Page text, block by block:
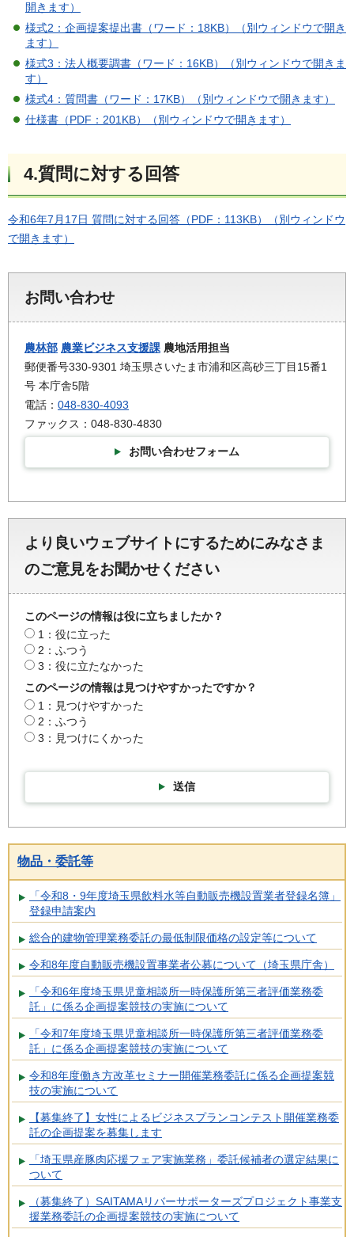
開きます）
様式2：企画提案提出書（ワード：18KB）（別ウィンドウで開き
ます）
様式3：法人概要調書（ワード：16KB）（別ウィンドウで開きま
す）
様式4：質問書（ワード：17KB）（別ウィンドウで開きます）
仕様書（PDF：201KB）（別ウィンドウで開きます）
4.質問に対する回答
令和6年7月17日 質問に対する回答（PDF：113KB）（別ウィンドウ
で開きます）
お問い合わせ
農林部 農業ビジネス支援課 農地活用担当
郵便番号330-9301 埼玉県さいたま市浦和区高砂三丁目15番1
号 本庁舎5階
電話： 048-830-4093
ファックス：048-830-4830
お問い合わせフォーム
より良いウェブサイトにするためにみなさま
のご意見をお聞かせください
このページの情報は役に立ちましたか？
1：役に立った
2：ふつう
3：役に立たなかった
このページの情報は見つけやすかったですか？
1：見つけやすかった
2：ふつう
3：見つけにくかった
送信
物品・委託等
「令和8・9年度埼玉県飲料水等自動販売機設置業者登録名簿」
登録申請案内
総合的建物管理業務委託の最低制限価格の設定等について
令和8年度自動販売機設置事業者公募について（埼玉県庁舎）
「令和6年度埼玉県児童相談所一時保護所第三者評価業務委
託」に係る企画提案競技の実施について
「令和7年度埼玉県児童相談所一時保護所第三者評価業務委
託」に係る企画提案競技の実施について
令和8年度働き方改革セミナー開催業務委託に係る企画提案競
技の実施について
【募集終了】女性によるビジネスプランコンテスト開催業務委
託の企画提案を募集します
「埼玉県産豚肉応援フェア実施業務」委託候補者の選定結果に
ついて
（募集終了）SAITAMAリバーサポーターズプロジェクト事業支
援業務委託の企画提案競技の実施について